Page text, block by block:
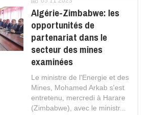
Algérie-Zimbabwe: les
opportunités de
partenariat dans le
secteur des mines
examinées
Le ministre de l'Energie et des
Mines, Mohamed Arkab s'est
entretenu, mercredi à Harare
(Zimbabwe), avec le ministr...